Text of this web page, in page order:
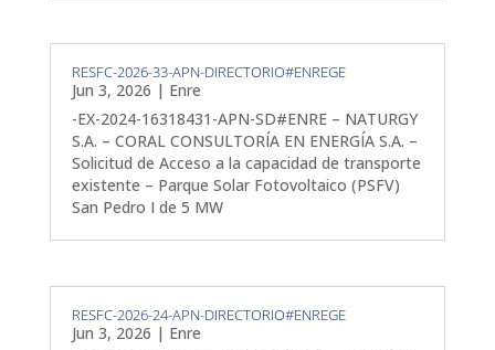
RESFC-2026-33-APN-DIRECTORIO#ENREGE
Jun 3, 2026 | Enre
-EX-2024-16318431-APN-SD#ENRE – NATURGY
S.A. – CORAL CONSULTORÍA EN ENERGÍA S.A. –
Solicitud de Acceso a la capacidad de transporte
existente – Parque Solar Fotovoltaico (PSFV)
San Pedro I de 5 MW
RESFC-2026-24-APN-DIRECTORIO#ENREGE
Jun 3, 2026 | Enre